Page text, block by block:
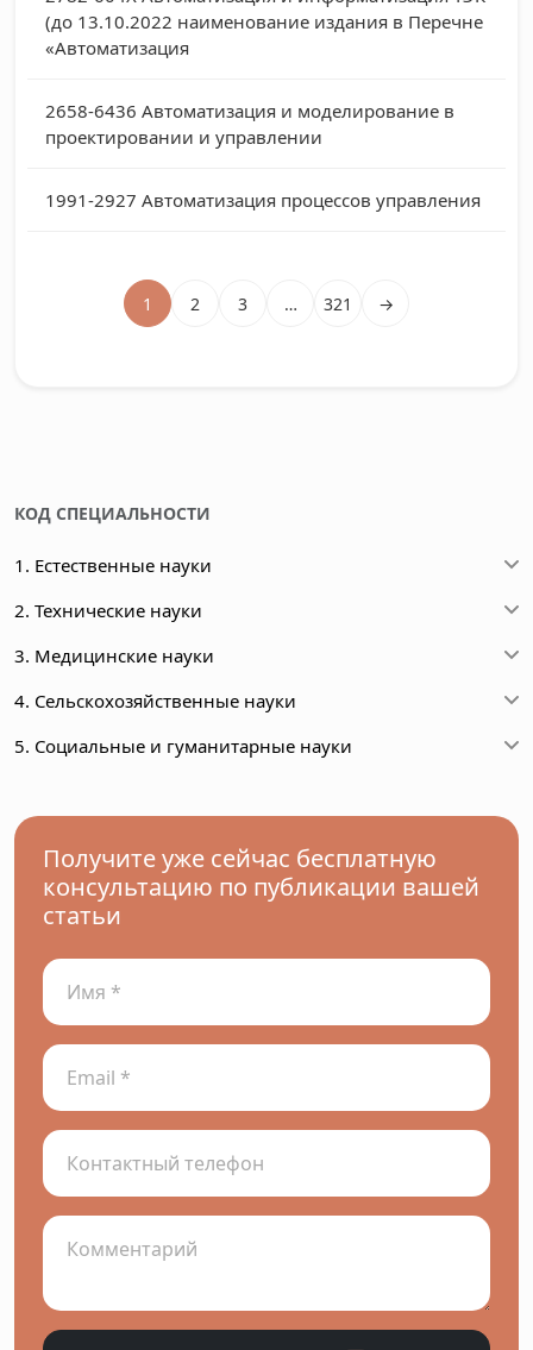
(до 13.10.2022 наименование издания в Перечне
«Автоматизация
2658-6436 Автоматизация и моделирование в
проектировании и управлении
1991-2927 Автоматизация процессов управления
1 2 3 … 321 →
КОД СПЕЦИАЛЬНОСТИ
1. Естественные науки
2. Технические науки
3. Медицинские науки
4. Сельскохозяйственные науки
5. Социальные и гуманитарные науки
Получите уже сейчас бесплатную
консультацию по публикации вашей
статьи